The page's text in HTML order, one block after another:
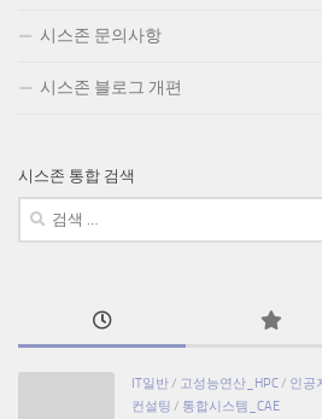
시스존 문의사항
시스존 블로그 개편
시스존 통합 검색
검
IT일반 / 고성능연산_HPC / 인공
컨설팅 / 통합시스템_CAE